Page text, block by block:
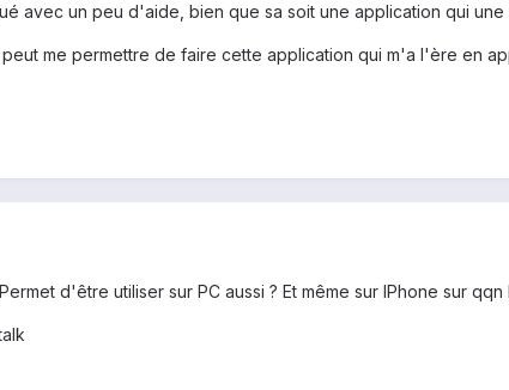
avec un peu d'aide, bien que sa soit une application qui
me permettre de faire cette application qui m'a l'ère en
d'être utiliser sur PC aussi ? Et même sur IPhone sur qqn